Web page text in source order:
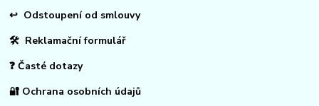
↩ Odstoupení od smlouvy
🛠 Reklamační formulář
❓ Časté dotazy
🔐 Ochrana osobních údajů